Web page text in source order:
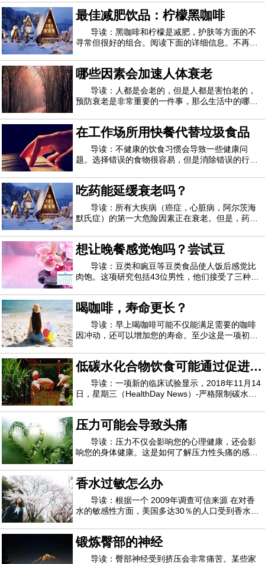
诱人，汤色清亮，营养价值高。喝了之后，人们可
以用美容养颜，还可以消炎杀菌。以下是工美白茶
功效的详细介绍，大家可以重点关注。贡眉白
最佳减肥饮品：柠檬黑咖啡
导读：黑咖啡和柠檬是减肥，护肤等方面的不
寻常但很好的组合。阅读下面的详细信息。不再需
锁定期间将体重保持在适当的位置。如果您执行减
肥任务，牛奶就是敌人。除了治疗宿醉，黑咖啡还
可以帮助减轻体重。另一方面，柠檬中富含维
哪些因素会加速人体衰老
导读：人都是会老的，但是人都是害怕老的，
预防衰老是非常重要的一件事，那么生活中的哪些
每餐吃个七八分饱就足够了，不要吃得过饱，吃得
过饱或者过撑很容易引发肠胃方面的疾病，甚至出
现代谢综合症，女性经常吃得过饱还会导致卵
在工作场所用快餐代替垃圾食品
导读：不健康的饮食习惯会导致一些健康问
题。选择错误的食物很容易，但是消除错误的行为
健康食品的人吃不健康的食物会增加患糖尿病和心
脏病的风险。饮食不健康也会随着时间的流逝而导
致肥胖。必须提高对因选择不健康食物而引起的
吃药能延缓衰老吗？
导读：所有大疾病（癌症，心脏病，阿尔茨海
默氏症）的第一大危险因素正在衰老。但是，药物
就是越来越多的研究背后的想法，吸引了政府和私
人捐助者的广泛支持，其中包括数百万来自硅谷高
管的支持，例如微软联合创始人保罗艾伦和风
想让晚餐感觉饱吗？尝试豆
导读：豆类和豌豆等豆类食品使人饭后感觉比
肉饱。这项研究包括43位男性，他们接受了三种不
肉和猪肉制成的肉饼为中心。蔬菜馅饼不仅比肉馅
更饱满，而且他们的下一顿饭少吃12％的卡路里。
丹麦哥本哈根大学的研究人员认为，这表明豆
喝咖啡，寿命更长？
导读：早上喝咖啡可能不仅能满足需要的咖啡
因冲动，还可以增加您的寿命。至少这是一项初步
未来10年内具有较低的死亡风险。西班牙潘普洛纳
医院Navarra医院的心脏病专家 Adela Navarro博士
说：“我们的发现表明，每天喝四杯咖啡可
低碳水化合物饮食可能通过促进卡
路里燃烧而起作用
导读：一项新的临床试验显示，2018年11月14
日，星期三（HealthDay News）-严格限制碳水化
里。研究人员发现，在一项减肥研究中，在164名
成年人中，与低碳水化合物饮食相比，低碳水化合
物，高脂肪饮食的成年人每天燃烧的卡路里更多。
压力可能会导致头痛
导读：压力不仅会影响您的心理健康，还会影
响您的身体健康。这是如何了解压力性头痛的感
及如何减少并希望一劳永逸地消除压力性头痛。压
力可能会导致头痛家庭医学医师Bindiya Gandhi医
学博士说：“人们头痛的原因有很多，包括食物
香水过敏怎么办
导读：根据一个 2009年调查可信来源 在对香
水的敏感性方面，美国多达30％的人口受到香水的
的健康影响。香水过敏部分是由过度引起的 2,500
种化学品可信来源，这通常是 未列出可信来源，在
普通香水或古龙水中。过敏症当您过敏时，
锻炼臀部的神经
导读：臀部神经受到挤压会非常痛苦。某些家